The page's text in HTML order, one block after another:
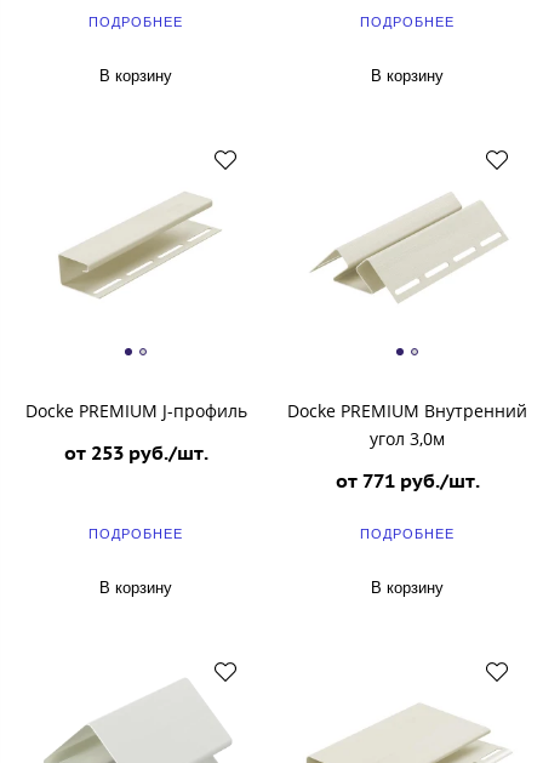
ПОДРОБНЕЕ
В корзину
ПОДРОБНЕЕ
В корзину
Docke PREMIUM J-профиль
от 253 руб./шт.
ПОДРОБНЕЕ
В корзину
Docke PREMIUM Внутренний
угол 3,0м
от 771 руб./шт.
ПОДРОБНЕЕ
В корзину